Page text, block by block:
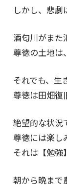
しかし、悲劇
酒匂川がまた
尊徳の土地は
それでも、生
尊徳は田畑復
絶望的な状況
尊徳には楽し
それは【勉強
朝から晩まで